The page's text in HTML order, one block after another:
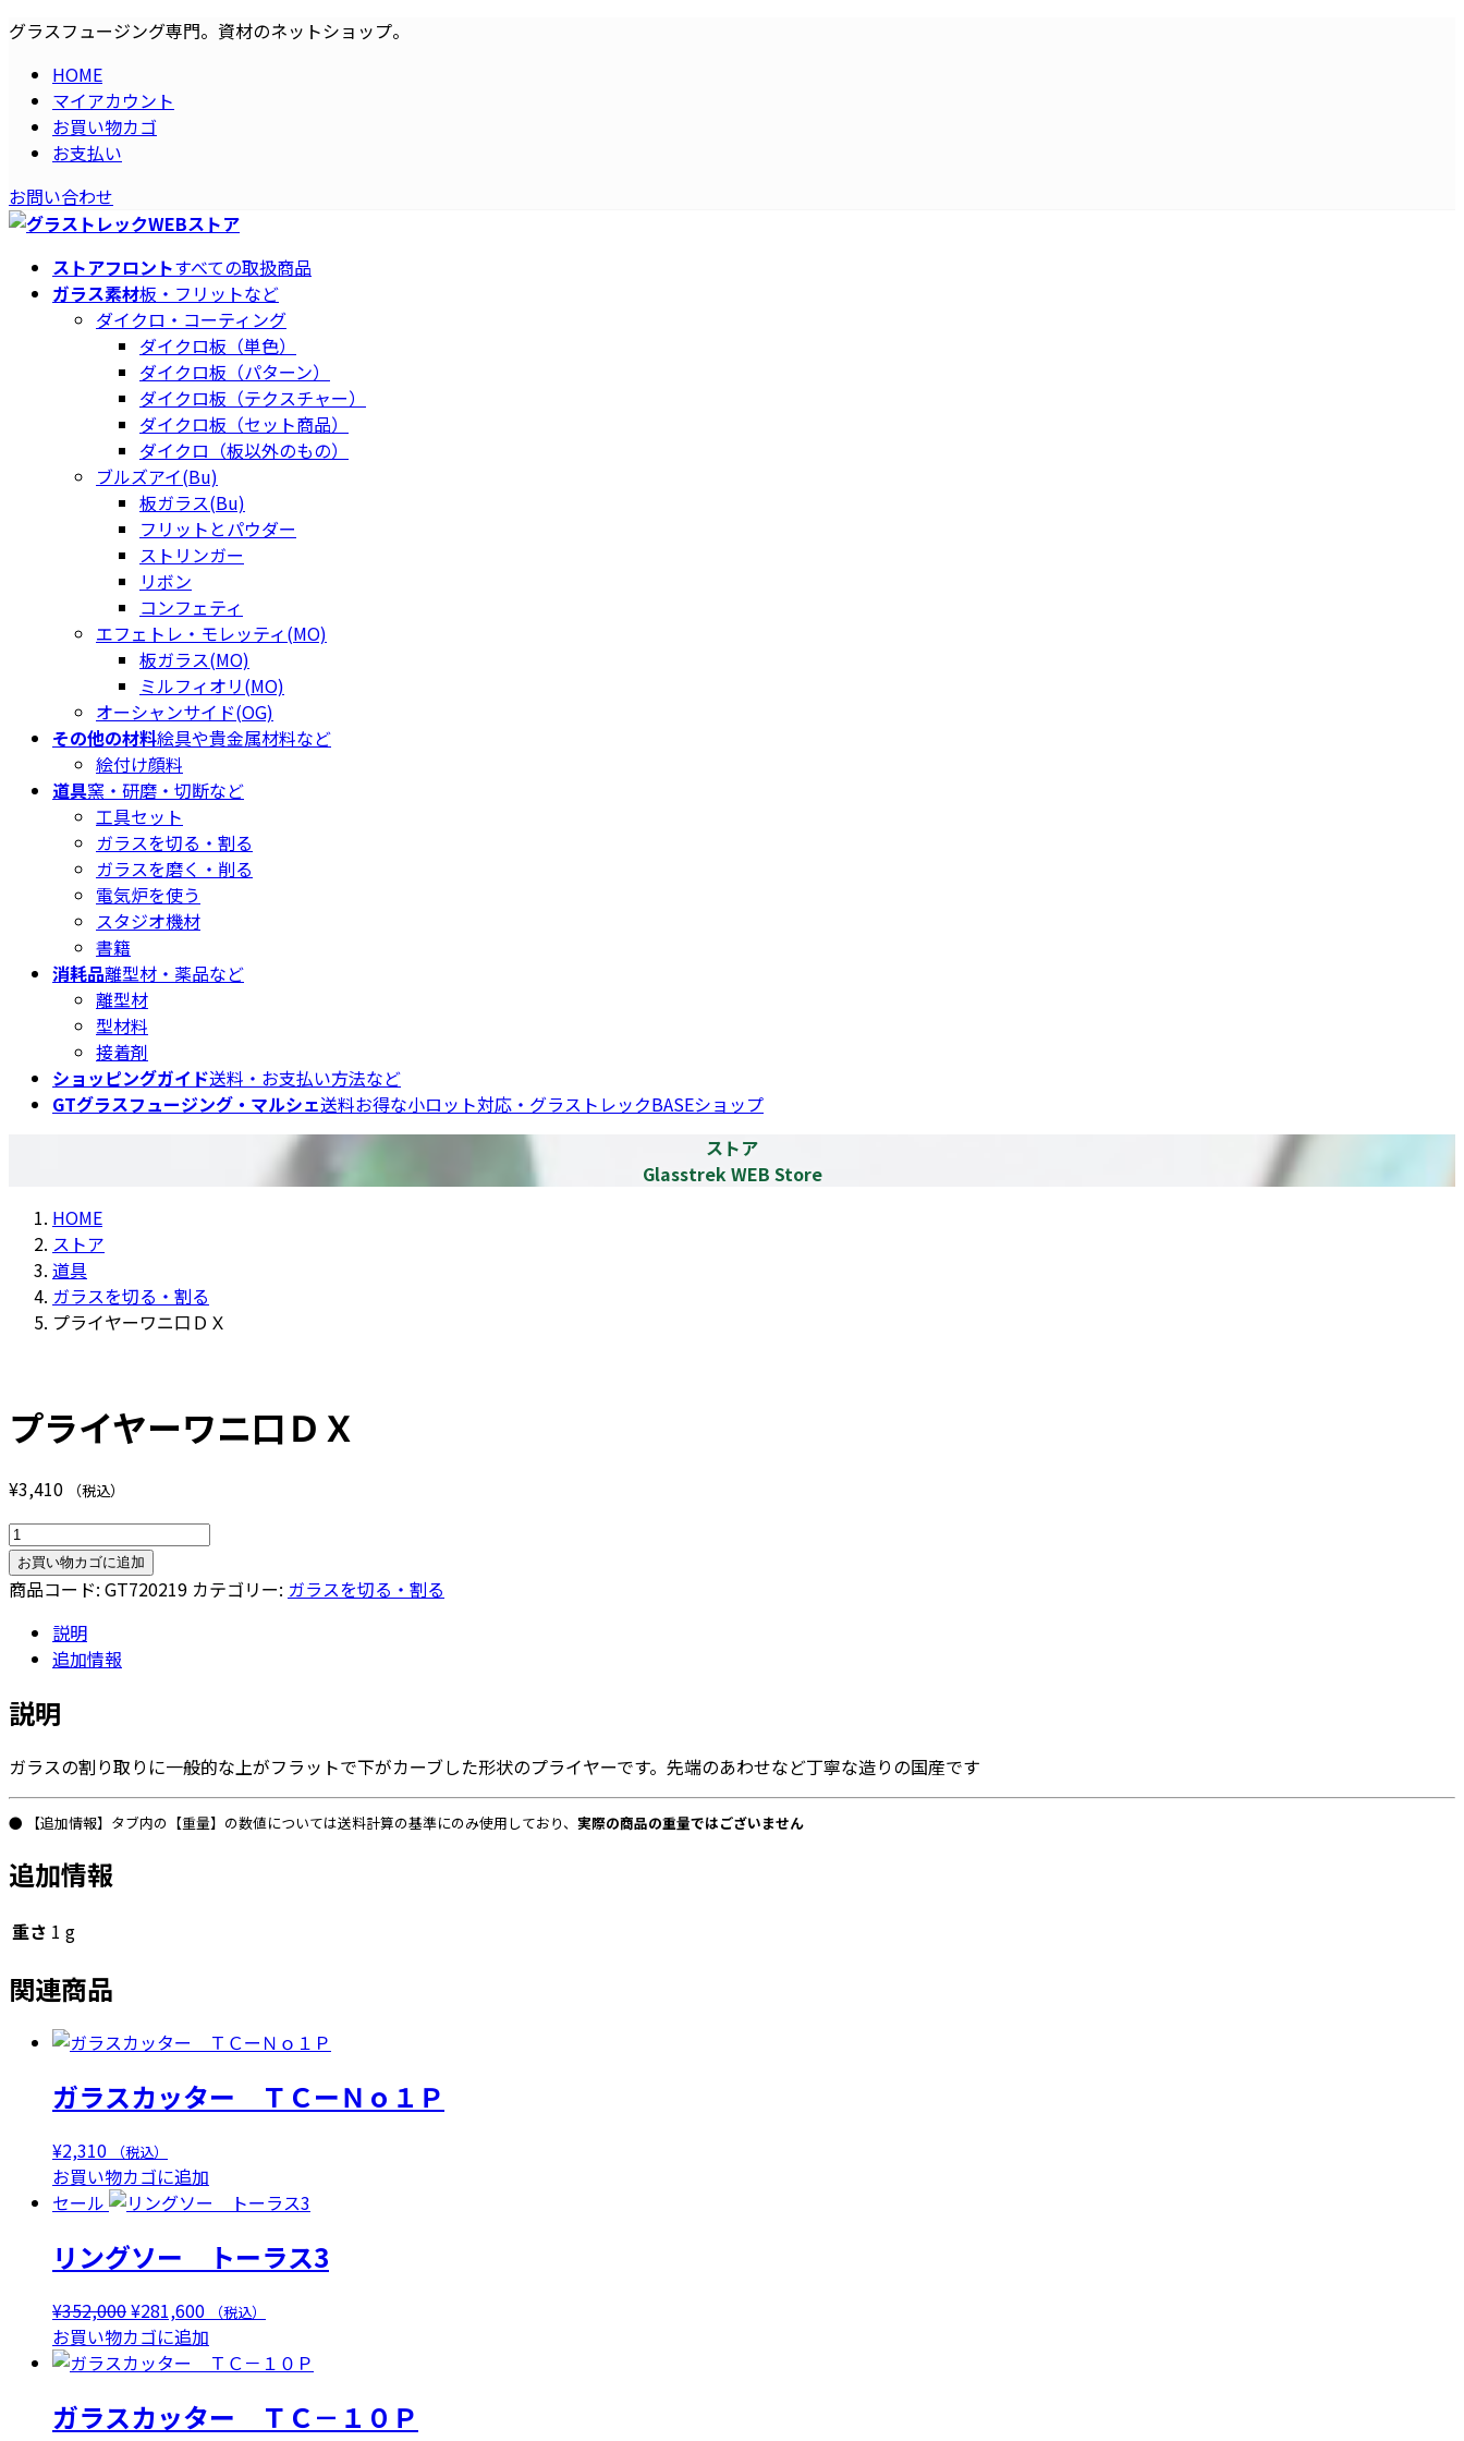
コ
ス
キ
ナ
ン
に
グラスフュージング専門。資材のネットショップ。
HOME
マイアカウント
お買い物カゴ
お支払い
お問い合わせ
ストアフロントすべての取扱商品
ガラス素材板・フリットなど
ダイクロ・コーティング
ダイクロ板（単色）
ダイクロ板（パターン）
ダイクロ板（テクスチャー）
ダイクロ板（セット商品）
ダイクロ（板以外のもの）
ブルズアイ(Bu)
板ガラス(Bu)
フリットとパウダー
ストリンガー
リボン
コンフェティ
エフェトレ・モレッティ(MO)
板ガラス(MO)
ミルフィオリ(MO)
オーシャンサイド(OG)
その他の材料絵具や貴金属材料など
絵付け顔料
道具窯・研磨・切断など
工具セット
ガラスを切る・割る
ガラスを磨く・削る
電気炉を使う
スタジオ機材
書籍
消耗品離型材・薬品など
離型材
型材料
接着剤
ショッピングガイド送料・お支払い方法など
GTグラスフュージング・マルシェ送料お得な小ロット対応・グラストレックBASEショップ
ストア
Glasstrek WEB Store
HOME
ストア
道具
ガラスを切る・割る
プライヤーワニ口ＤＸ
プライヤーワニ口ＤＸ
¥3,410 （税込）
プ
ラ
イ
口
Ｘ
個
お買い物カゴに追加
商品コード: GT720219 カテゴリー: ガラスを切る・割る
説明
追加情報
説明
ガラスの割り取りに一般的な上がフラットで下がカーブした形状のプライヤーです。先端のあわせなど丁寧な造りの国産です
● 【追加情報】タブ内の【重量】の数値については送料計算の基準にのみ使用しており、 実際の商品の重量ではございません
追加情報
重さ 1 g
関連商品
ガラスカッター ＴＣーＮｏ１Ｐ
¥2,310 （税込）
お買い物カゴに追加
セール
リングソー トーラス3
¥352,000元
の
価
は
¥281,600現
在
の
格
（税込）
お買い物カゴに追加
ガラスカッター ＴＣ－１０Ｐ